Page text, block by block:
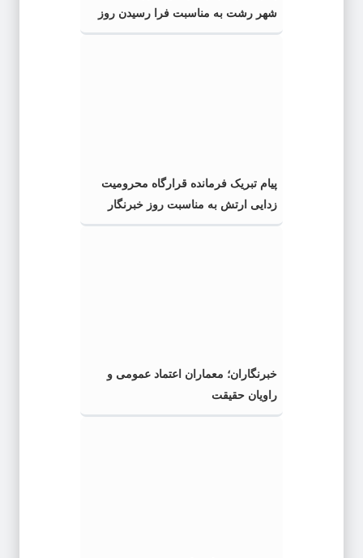
شهر رشت به مناسبت فرا رسیدن روز
خبرنگار
پیام تبریک فرمانده قرارگاه محرومیت‌
زدایی ارتش به مناسبت روز خبرنگار
خبرنگاران؛ معماران اعتماد عمومی و
راویان حقیقت